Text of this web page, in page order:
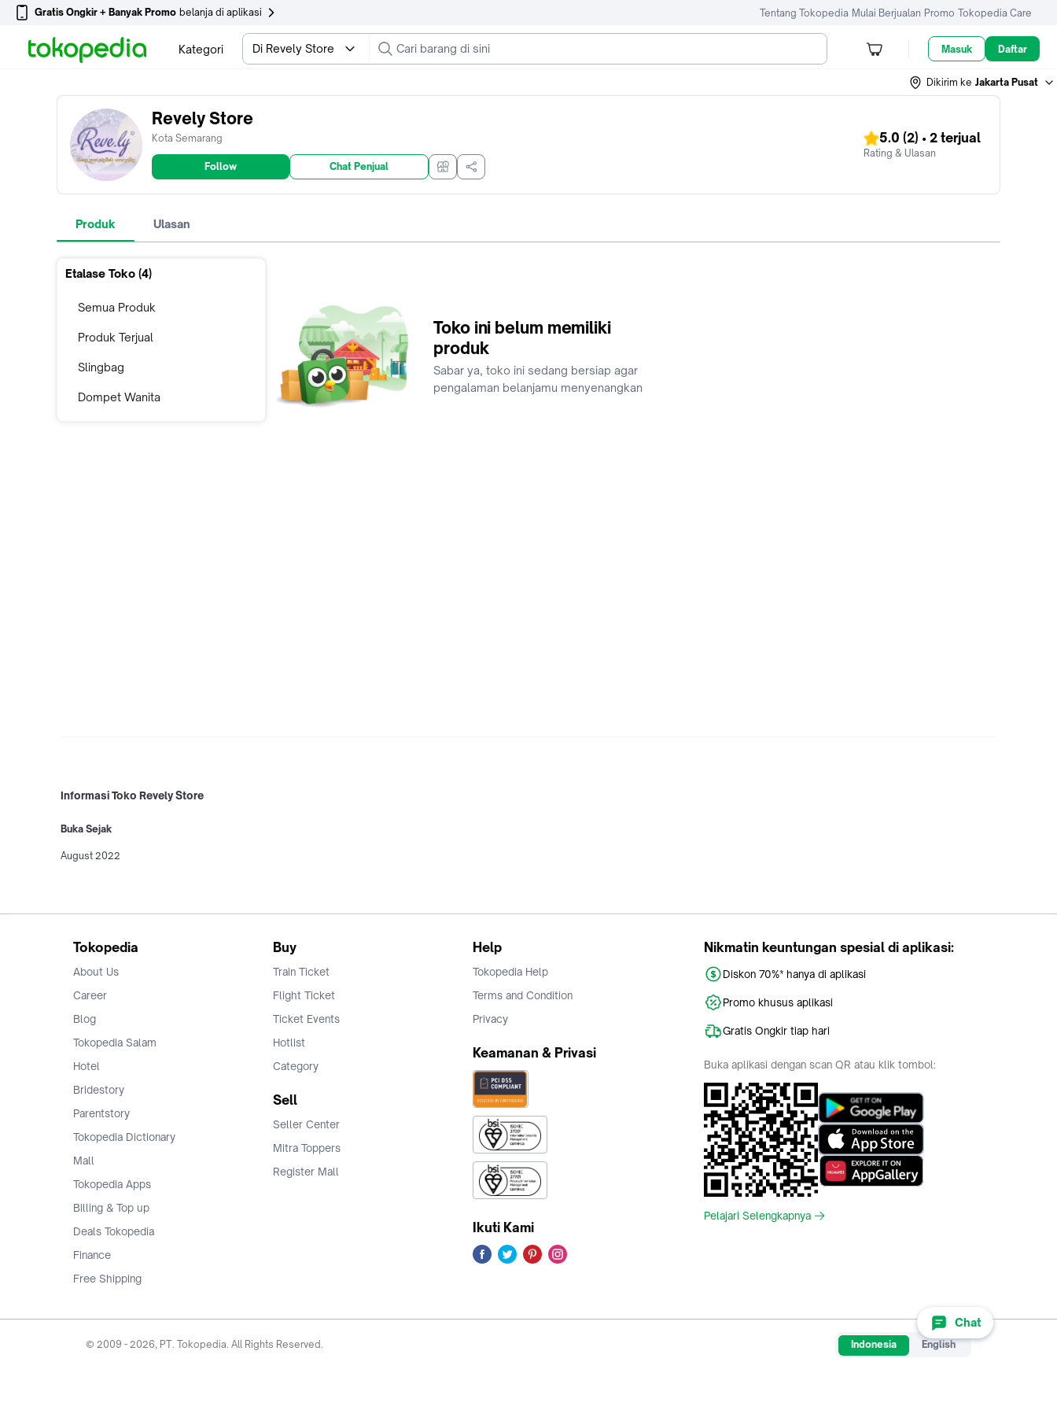
Gratis Ongkir + Banyak Promo belanja di aplikasi Tentang Tokopedia Mulai Berjualan Promo Tokopedia Care
Kategori Di Revely Store Masuk Daftar
Dikirim ke Jakarta Pusat
Revely Store
Kota Semarang
Follow Chat Penjual
5.0 (2) • 2 terjual
Rating & Ulasan
Produk Ulasan
Etalase Toko (4)
Semua Produk
Produk Terjual
Slingbag
Dompet Wanita
Toko ini belum memiliki
produk
Sabar ya, toko ini sedang bersiap agar
pengalaman belanjamu menyenangkan
Informasi Toko Revely Store
Buka Sejak
August 2022
Chat
Tokopedia
About Us
Career
Blog
Tokopedia Salam
Hotel
Bridestory
Parentstory
Tokopedia Dictionary
Mall
Tokopedia Apps
Billing & Top up
Deals Tokopedia
Finance
Free Shipping
Buy
Train Ticket
Flight Ticket
Ticket Events
Hotlist
Category
Sell
Seller Center
Mitra Toppers
Register Mall
Help
Tokopedia Help
Terms and Condition
Privacy
Keamanan & Privasi
Ikuti Kami
Nikmatin keuntungan spesial di aplikasi:
Diskon 70%* hanya di aplikasi
Promo khusus aplikasi
Gratis Ongkir tiap hari
Buka aplikasi dengan scan QR atau klik tombol:
Pelajari Selengkapnya
© 2009 - 2026, PT. Tokopedia. All Rights Reserved. Indonesia English